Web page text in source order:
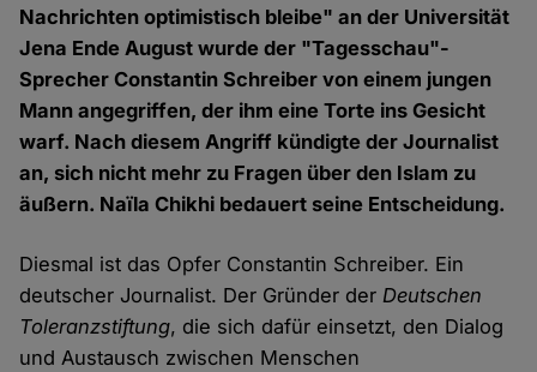
Nachrichten optimistisch bleibe" an der Universität
Jena Ende August wurde der "Tagesschau"-
Sprecher Constantin Schreiber von einem jungen
Mann angegriffen, der ihm eine Torte ins Gesicht
warf. Nach diesem Angriff kündigte der Journalist
an, sich nicht mehr zu Fragen über den Islam zu
äußern. Naïla Chikhi bedauert seine Entscheidung.
Diesmal ist das Opfer Constantin Schreiber. Ein
deutscher Journalist. Der Gründer derDeutschen
Toleranzstiftung, die sich dafür einsetzt, den Dialog
und Austausch zwischen Menschen